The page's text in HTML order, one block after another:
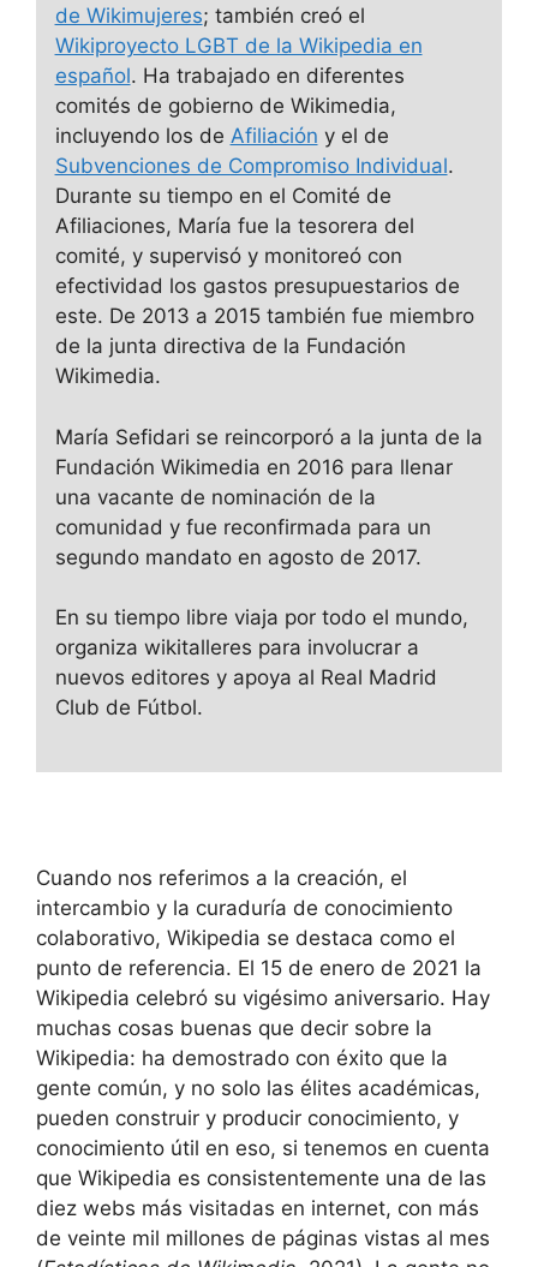
de Wikimujeres; también creó el
Wikiproyecto LGBT de la Wikipedia en
español. Ha trabajado en diferentes
comités de gobierno de Wikimedia,
incluyendo los de Afiliación y el de
Subvenciones de Compromiso Individual.
Durante su tiempo en el Comité de
Afiliaciones, María fue la tesorera del
comité, y supervisó y monitoreó con
efectividad los gastos presupuestarios de
este. De 2013 a 2015 también fue miembro
de la junta directiva de la Fundación
Wikimedia.
María Sefidari se reincorporó a la junta de la
Fundación Wikimedia en 2016 para llenar
una vacante de nominación de la
comunidad y fue reconfirmada para un
segundo mandato en agosto de 2017.
En su tiempo libre viaja por todo el mundo,
organiza wikitalleres para involucrar a
nuevos editores y apoya al Real Madrid
Club de Fútbol.
Cuando nos referimos a la creación, el
intercambio y la curaduría de conocimiento
colaborativo, Wikipedia se destaca como el
punto de referencia. El 15 de enero de 2021 la
Wikipedia celebró su vigésimo aniversario. Hay
muchas cosas buenas que decir sobre la
Wikipedia: ha demostrado con éxito que la
gente común, y no solo las élites académicas,
pueden construir y producir conocimiento, y
conocimiento útil en eso, si tenemos en cuenta
que Wikipedia es consistentemente una de las
diez webs más visitadas en internet, con más
de veinte mil millones de páginas vistas al mes